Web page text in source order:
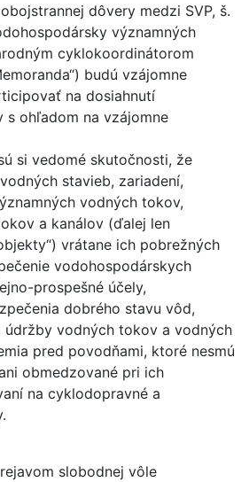
dôvery medzi SVP, š.
významných
cyklokoordinátorom
budú vzájomne
na dosiahnutí
s ohľadom na vzájomne
si vedomé skutočnosti, že
stavieb, zariadení,
vodných tokov,
a kanálov (ďalej len
vrátane ich pobrežných
vodohospodárskych
prospešné účely,
dobrého stavu vôd,
údržby vodných tokov a vodných
pred povodňami, ktoré nesmú
obmedzované pri ich
na cyklodopravné a
slobodnej vôle